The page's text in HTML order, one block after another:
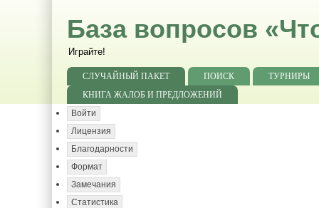
База вопросов
Играйте!
СЛУЧАЙНЫЙ ПАКЕТ ПОИСК
ТУРНИРЫ
КНИГА ЖАЛОБ И ПРЕДЛОЖЕНИЙ
Войти
Лицензия
Благодарности
Формат
Замечания
Статистика